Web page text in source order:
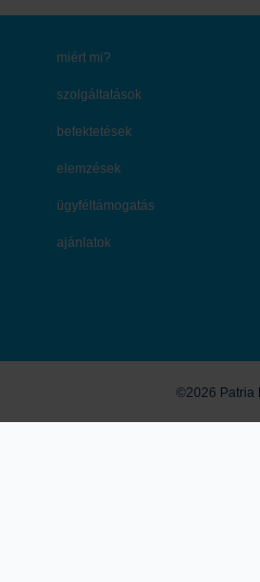
miért mi?
szolgáltatások
befektetések
elemzések
ügyféltámogatás
ajánlatok
©2026 Patria